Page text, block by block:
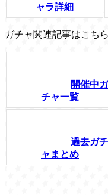
ャラ詳細
ガチャ関連記事はこちら
開催中ガ
チャ一覧
過去ガチ
ャまとめ